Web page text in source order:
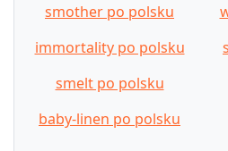
smother po polsku
immortality po polsku
smelt po polsku
baby-linen po polsku